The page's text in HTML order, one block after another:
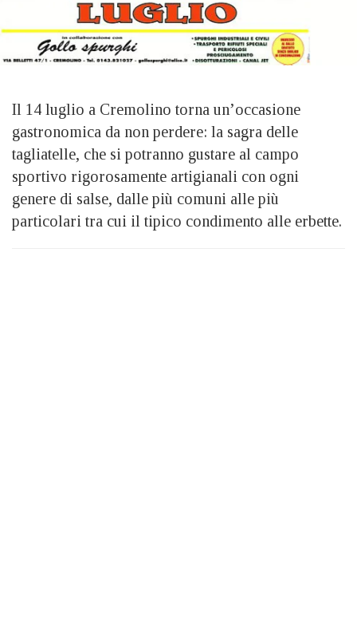
Il 14 luglio a Cremolino torna un’occasione
gastronomica da non perdere: la sagra delle
tagliatelle, che si potranno gustare al campo
sportivo rigorosamente artigianali con ogni
genere di salse, dalle più comuni alle più
particolari tra cui il tipico condimento alle erbette.